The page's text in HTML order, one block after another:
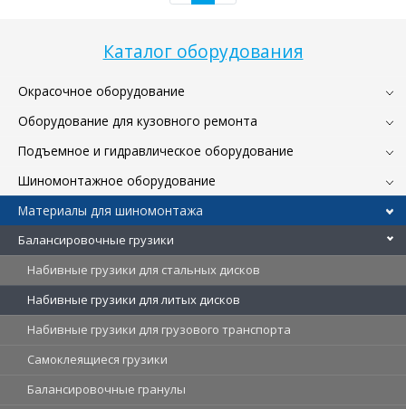
Каталог оборудования
Окрасочное оборудование
Оборудование для кузовного ремонта
Подъемное и гидравлическое оборудование
Шиномонтажное оборудование
Материалы для шиномонтажа
Балансировочные грузики
Набивные грузики для стальных дисков
Набивные грузики для литых дисков
Набивные грузики для грузового транспорта
Самоклеящиеся грузики
Балансировочные гранулы